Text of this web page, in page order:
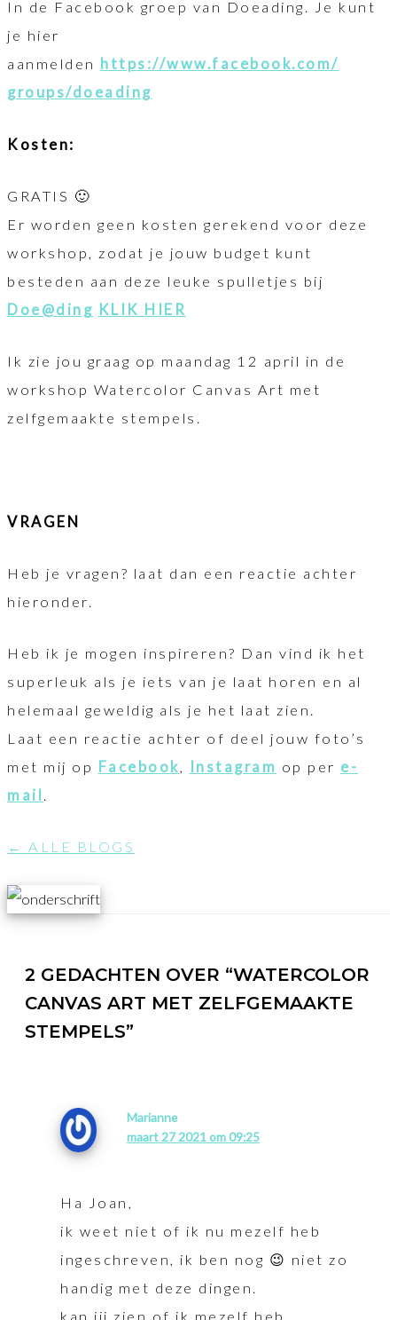
In de Facebook groep van Doeading. Je kunt
je hier
aanmelden
https://www.facebook.com/
groups/doeading
Kosten:
GRATIS 🙂
Er worden geen kosten gerekend voor deze
workshop, zodat je jouw budget kunt
besteden aan deze leuke spulletjes bij
Doe@ding KLIK HIER
Ik zie jou graag op maandag 12 april in de
workshop Watercolor Canvas Art met
zelfgemaakte stempels.
VRAGEN
Heb je vragen? laat dan een reactie achter
hieronder.
Heb ik je mogen inspireren? Dan vind ik het
superleuk als je iets van je laat horen en al
helemaal geweldig als je het laat zien.
Laat een reactie achter of deel jouw foto’s
met mij op Facebook, Instagram op per e-
mail .
← ALLE BLOGS
2 GEDACHTEN OVER “WATERCOLOR
CANVAS ART MET ZELFGEMAAKTE
STEMPELS”
Marianne
maart 27 2021 om 09:25
Ha Joan,
ik weet niet of ik nu mezelf heb
ingeschreven, ik ben nog 😉 niet zo
handig met deze dingen.
kan jij zien of ik mezelf heb